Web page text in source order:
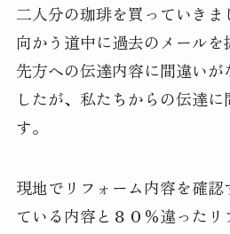
二人分の珈琲を買っていきま
向かう道中に過去のメールを
先方への伝達内容に間違いが
したが、私たちからの伝達
す。
現地でリフォーム内容を確認
ている内容と８０％違った